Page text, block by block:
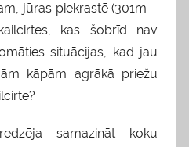
jūras piekrastē (301m –
kas šobrīd nav
situācijas, kad jau
kāpām agrākā priežu
samazināt
koku